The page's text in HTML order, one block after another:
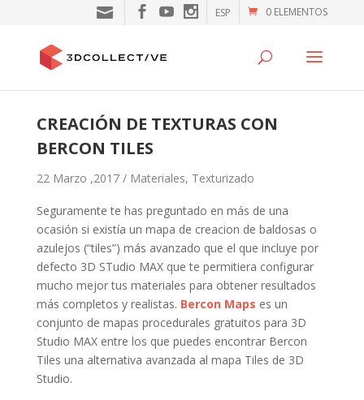
0 ELEMENTOS
ESP
CREACIÓN DE TEXTURAS CON
BERCON TILES
22 Marzo ,2017 / Materiales, Texturizado
Seguramente te has preguntado en más de una
ocasión si existía un mapa de creacion de baldosas o
azulejos (“tiles”) más avanzado que el que incluye por
defecto 3D STudio MAX que te permitiera configurar
mucho mejor tus materiales para obtener resultados
más completos y realistas. Bercon Maps es un
conjunto de mapas procedurales gratuitos para 3D
Studio MAX entre los que puedes encontrar Bercon
Tiles una alternativa avanzada al mapa Tiles de 3D
Studio.